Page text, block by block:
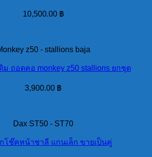
10,500.00 ฿
z50 - stallions baja
ถอดคอ monkey z50 stallions ยกชุด
3,900.00 ฿
Dax ST50 - ST70
โช๊คหน้าชาลี แกนเล็ก ขายเป็นคู่